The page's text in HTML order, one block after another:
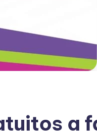
a